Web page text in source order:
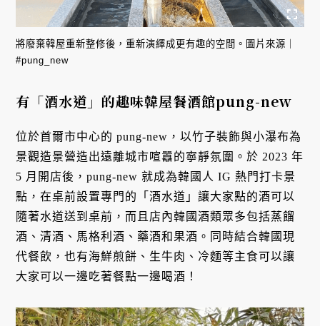
將廢棄韓屋重新整修後，重新演繹成更有趣的空間。圖片來源｜
#pung_new
有「酒水道」的趣味韓屋餐酒館pung-new
位於首爾市中心的 pung-new，以竹子裝飾與小瀑布為
景觀造景營造出遠離城市喧囂的寧靜氛圍。於 2023 年
5 月開店後，pung-new 就成為韓國人 IG 熱門打卡景
點，在桌前設置專門的「酒水道」讓大家點的酒可以
隨著水道送到桌前，而且店內韓國酒類眾多包括蒸餾
酒、清酒、馬格利酒、藥酒和果酒。同時結合韓國現
代餐飲，也有海鮮煎餅、生牛肉、冷麵等主食可以讓
大家可以一邊吃著餐點一邊喝酒！